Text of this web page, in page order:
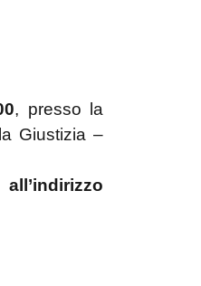
, presso la
Giustizia –